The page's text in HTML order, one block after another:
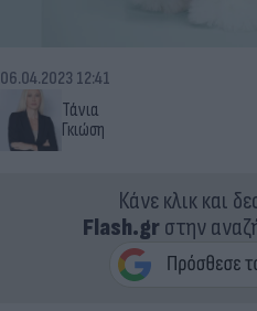
Τάνια
Γκιώση
06.04.2023 12:41
Κάνε κλικ και
Flash.grστην